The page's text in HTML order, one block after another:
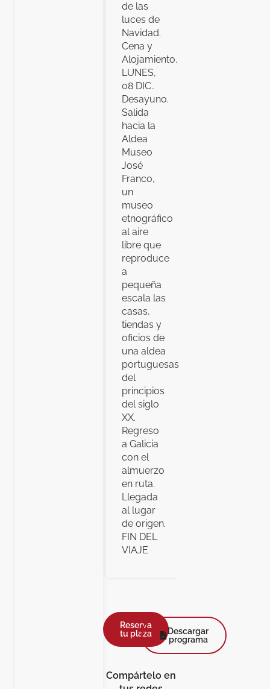
de las
luces de
Navidad.
Cena y
Alojamiento.
LUNES,
08 DIC..
Desayuno.
Salida
hacia la
Aldea
Museo
José
Franco,
un
museo
etnográfico
al aire
libre que
reproduce
a
pequeña
escala las
casas,
tiendas y
oficios de
una aldea
portuguesas
del
principios
del siglo
XX.
Regreso
a Galicia
con el
almuerzo
en ruta.
Llegada
al lugar
de origen.
FIN DEL
VIAJE
Reserva
tu plaza
Descargar
programa
Compártelo en